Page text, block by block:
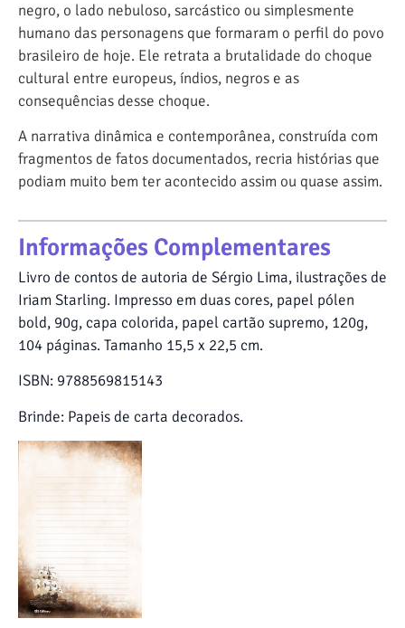
negro, o lado nebuloso, sarcástico ou simplesmente
humano das personagens que formaram o perfil do povo
brasileiro de hoje. Ele retrata a brutalidade do choque
cultural entre europeus, índios, negros e as
consequências desse choque.
A narrativa dinâmica e contemporânea, construída com
fragmentos de fatos documentados, recria histórias que
podiam muito bem ter acontecido assim ou quase assim.
Informações Complementares
Livro de contos de autoria de Sérgio Lima, ilustrações de
Iriam Starling. Impresso em duas cores, papel pólen
bold, 90g, capa colorida, papel cartão supremo, 120g,
104 páginas. Tamanho 15,5 x 22,5 cm.
ISBN: 9788569815143
Brinde: Papeis de carta decorados.